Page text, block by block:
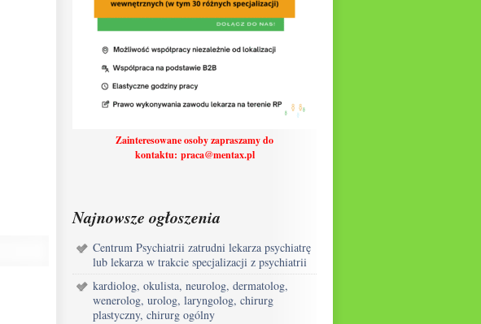
Zainteresowane osoby zapraszamy do
kontaktu: praca@mentax.pl
Najnowsze ogłoszenia
Centrum Psychiatrii zatrudni lekarza psychiatrę
lub lekarza w trakcie specjalizacji z psychiatrii
kardiolog, okulista, neurolog, dermatolog,
wenerolog, urolog, laryngolog, chirurg
plastyczny, chirurg ogólny